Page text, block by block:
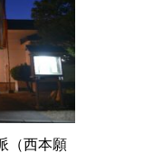
（西本願